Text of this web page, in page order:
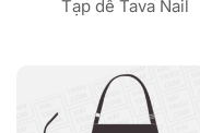
Tạp dề Tava Nail